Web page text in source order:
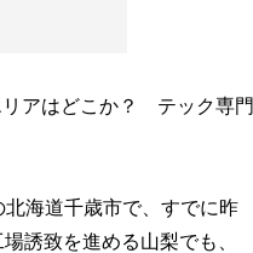
リアはどこか？ テック専門
北海道千歳市で、すでに昨
誘致を進める山梨でも、